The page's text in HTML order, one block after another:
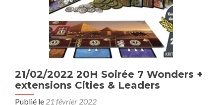
21/02/2022 20H Soirée 7 Wonders +
extensions Cities & Leaders
Publié le 21 février 2022